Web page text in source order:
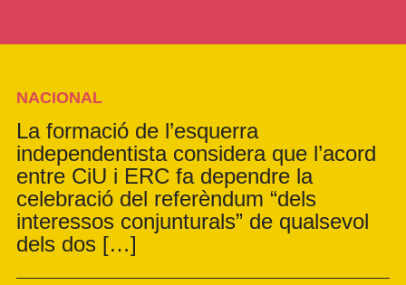
NACIONAL
La formació de l’esquerra
independentista considera que l’acord
entre CiU i ERC fa dependre la
celebració del referèndum “dels
interessos conjunturals” de qualsevol
dels dos […]